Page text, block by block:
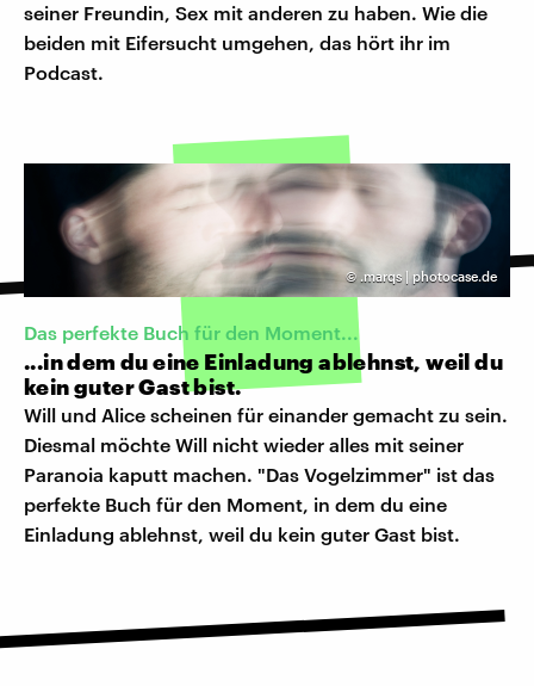
seiner Freundin, Sex mit anderen zu haben. Wie die
beiden mit Eifersucht umgehen, das hört ihr im
Podcast.
© .marqs | photocase.de
Das perfekte Buch für den Moment...
...in dem du eine Einladung ablehnst, weil du
kein guter Gast bist.
Will und Alice scheinen für einander gemacht zu sein.
Diesmal möchte Will nicht wieder alles mit seiner
Paranoia kaputt machen. "Das Vogelzimmer" ist das
perfekte Buch für den Moment, in dem du eine
Einladung ablehnst, weil du kein guter Gast bist.